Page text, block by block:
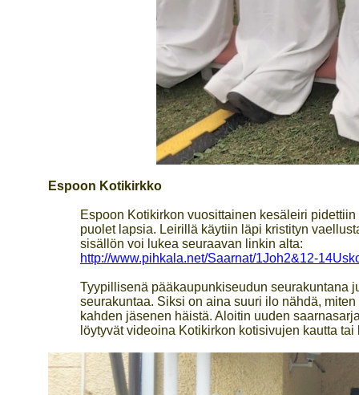
Espoon Kotikirkko
Espoon Kotikirkon vuosittainen kesäleiri
puolet lapsia. Leirillä käytiin läpi kristityn
sisällön voi lukea seuraavan linkin alta:
http://www.pihkala.net/Saarnat/1Joh2&12-
Tyypillisenä pääkaupunkiseudun seurakuntana
seurakuntaa. Siksi on aina suuri ilo nähdä,
kahden jäsenen häistä. Aloitin uuden
löytyvät videoina Kotikirkon kotisivujen kautta